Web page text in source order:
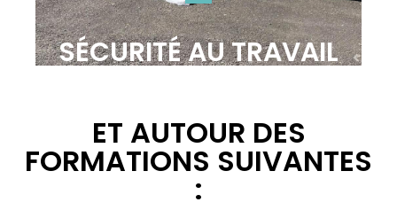
SÉCURITÉ AU TRAVAIL
ET AUTOUR DES
FORMATIONS SUIVANTES
: